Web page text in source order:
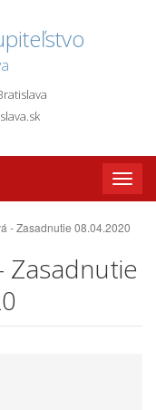
Toggle
- Zasadnutie 08.04.2020
Zasadnutie